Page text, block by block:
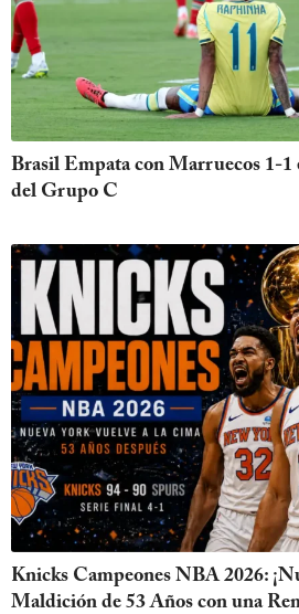
Brasil Empata con Marruecos 1-
del Grupo C
Knicks Campeones NBA 2026:
Maldición de 53 Años con una